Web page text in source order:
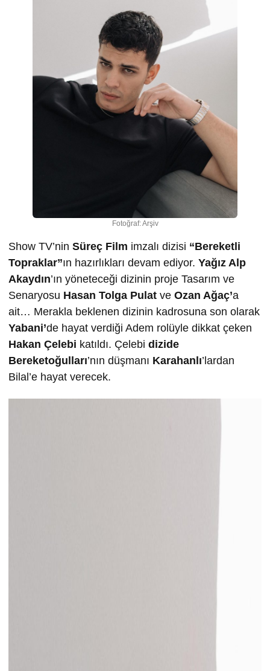
Fotoğraf: Arşiv
Show TV’nin Süreç Film imzalı dizisi “Bereketli
Topraklar”ın hazırlıkları devam ediyor. Yağız Alp
Akaydın’ın yöneteceği dizinin proje Tasarım ve
Senaryosu Hasan Tolga Pulat ve Ozan Ağaç’a
ait… Merakla beklenen dizinin kadrosuna son olarak
Yabani’de hayat verdiği Adem rolüyle dikkat çeken
Hakan Çelebi katıldı. Çelebi dizide
Bereketoğulları’nın düşmanı Karahanlı’lardan
Bilal’e hayat verecek.